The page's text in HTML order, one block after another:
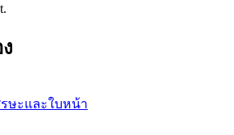
ษะและใบหน้า